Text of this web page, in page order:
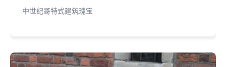
中世纪哥特式建筑瑰宝